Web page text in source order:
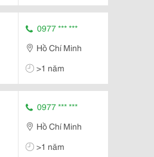
0977 *** ***
Hồ Chí Minh
>1 năm
0977 *** ***
Hồ Chí Minh
>1 năm